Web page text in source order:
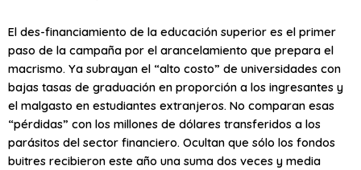
El des-financiamiento de la educación superior es el primer
paso de la campaña por el arancelamiento que prepara el
macrismo. Ya subrayan el “alto costo” de universidades con
bajas tasas de graduación en proporción a los ingresantes y
el malgasto en estudiantes extranjeros. No comparan esas
“pérdidas” con los millones de dólares transferidos a los
parásitos del sector financiero. Ocultan que sólo los fondos
buitres recibieron este año una suma dos veces y media